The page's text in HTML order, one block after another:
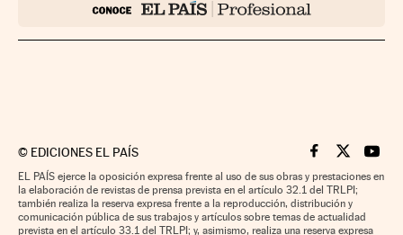
© EDICIONES EL PAÍS Cinco Días en
Cinco Días
Cinco
EL PAÍS ejerce la oposición expresa frente al uso de sus obras y prestaciones en
la elaboración de revistas de prensa prevista en el artículo 32.1 del TRLPI;
también realiza la reserva expresa frente a la reproducción, distribución y
comunicación pública de sus trabajos y artículos sobre temas de actualidad
prevista en el artículo 33.1 del TRLPI; y, asimismo, realiza una reserva expresa